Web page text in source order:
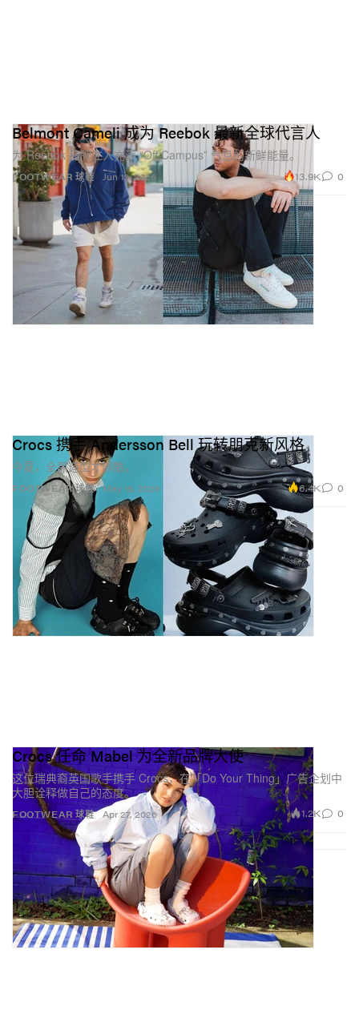
FOOTWEAR 球鞋
Belmont Cameli 成为 Reebok 最新全球代言人
为 Reebok 品牌注入充满 “Off Campus” 气息的新鲜能量。
Jun 13, 2026 13.9K 0
FOOTWEAR 球鞋
Crocs 携手 Andersson Bell 玩转朋克新风格
今夏，全黑造型才够酷。
May 19, 2026 6.4K 0
FOOTWEAR 球鞋
Crocs 任命 Mabel 为全新品牌大使
这位瑞典裔英国歌手携手 Crocs，在「Do Your Thing」广告企划中
大胆诠释做自己的态度。
Apr 27, 2026 1.2K 0